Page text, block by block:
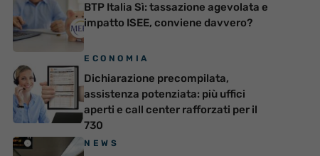
BTP Italia Sì: tassazione agevolata e
impatto ISEE, conviene davvero?
ECONOMIA
Dichiarazione precompilata,
assistenza potenziata: più uffici
aperti e call center rafforzati per il
730
NEWS